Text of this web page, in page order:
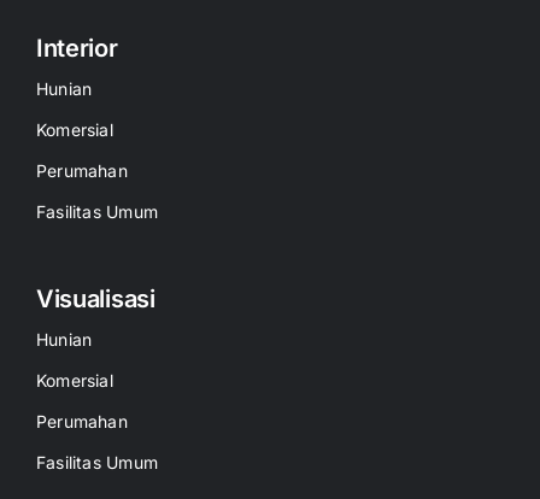
Interior
Hunian
Komersial
Perumahan
Fasilitas Umum
Visualisasi
Hunian
Komersial
Perumahan
Fasilitas Umum